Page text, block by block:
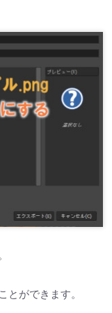
とができます。